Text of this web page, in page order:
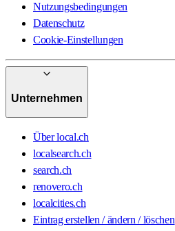
Nutzungsbedingungen
Datenschutz
Cookie-Einstellungen
Unternehmen
Über local.ch
localsearch.ch
search.ch
renovero.ch
localcities.ch
Eintrag erstellen / ändern / löschen